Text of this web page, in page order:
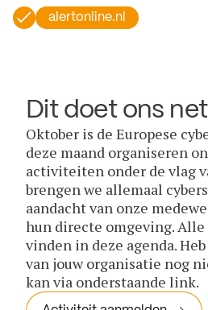
alertonline.nl
Dit doet ons
Oktober is de Europese
deze maand organiseren
activiteiten onder de vlag
brengen we allemaal
aandacht van onze
hun directe omgeving.
vinden in deze agenda.
van jouw organisatie nog
kan via onderstaande link.